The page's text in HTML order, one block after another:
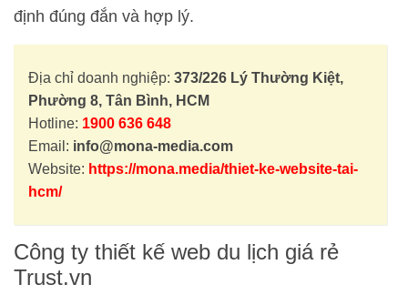
định đúng đắn và hợp lý.
Địa chỉ doanh nghiệp: 373/226 Lý Thường Kiệt,
Phường 8, Tân Bình, HCM
Hotline: 1900 636 648
Email: info@mona-media.com
Website: https://mona.media/thiet-ke-website-tai-
hcm/
Công ty thiết kế web du lịch giá rẻ
Trust.vn